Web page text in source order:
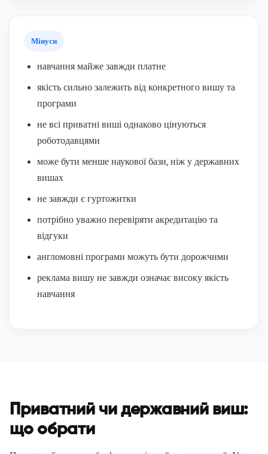
Мінуси
навчання майже завжди платне
якість сильно залежить від конкретного вишу та
програми
не всі приватні виші однаково цінуються
роботодавцями
може бути менше наукової бази, ніж у державних
вишах
не завжди є гуртожитки
потрібно уважно перевіряти акредитацію та
відгуки
англомовні програми можуть бути дорожчими
реклама вишу не завжди означає високу якість
навчання
Приватний чи державний виш:
що обрати